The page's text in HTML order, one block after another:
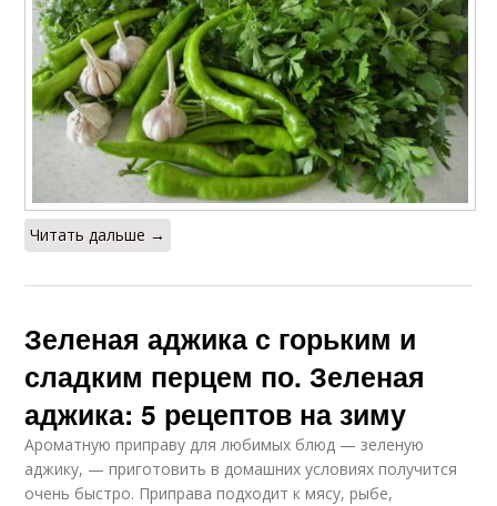
Читать дальше →
Зеленая аджика с горьким и
сладким перцем по. Зеленая
аджика: 5 рецептов на зиму
Ароматную приправу для любимых блюд — зеленую
аджику, — приготовить в домашних условиях получится
очень быстро. Приправа подходит к мясу, рыбе,